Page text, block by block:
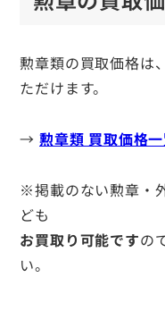
勲章類の買取価格は
ただけます。
→ 勲章類 買取価格
※掲載のない勲章・
ども
お買取り可能ですの
い。